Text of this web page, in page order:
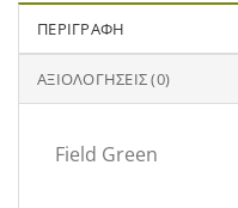
ΠΕΡΙΓΡΑΦΉ
ΑΞΙΟΛΟΓΉΣΕΙΣ (0)
Field Green